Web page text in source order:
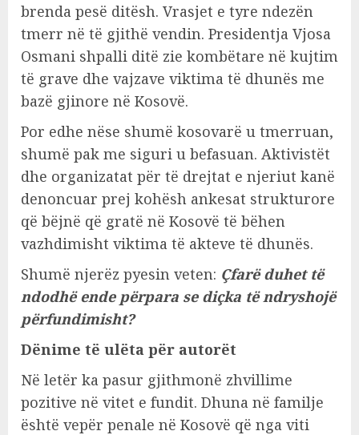
brenda pesë ditësh. Vrasjet e tyre ndezën
tmerr në të gjithë vendin. Presidentja Vjosa
Osmani shpalli ditë zie kombëtare në kujtim
të grave dhe vajzave viktima të dhunës me
bazë gjinore në Kosovë.
Por edhe nëse shumë kosovarë u tmerruan,
shumë pak me siguri u befasuan. Aktivistët
dhe organizatat për të drejtat e njeriut kanë
denoncuar prej kohësh ankesat strukturore
që bëjnë që gratë në Kosovë të bëhen
vazhdimisht viktima të akteve të dhunës.
Shumë njerëz pyesin veten: Çfarë duhet të
ndodhë ende përpara se diçka të ndryshojë
përfundimisht?
Dënime të ulëta për autorët
Në letër ka pasur gjithmonë zhvillime
pozitive në vitet e fundit. Dhuna në familje
është vepër penale në Kosovë që nga viti